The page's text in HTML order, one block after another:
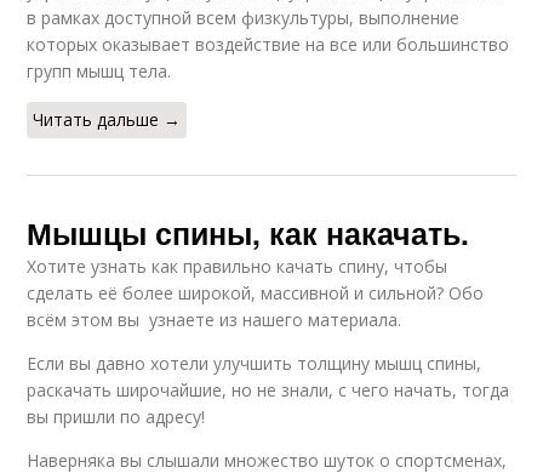
в рамках доступной всем физкультуры, выполнение
которых оказывает воздействие на все или большинство
групп мышц тела.
Читать дальше →
Мышцы спины, как накачать.
Хотите узнать как правильно качать спину, чтобы
сделать её более широкой, массивной и сильной? Обо
всём этом вы узнаете из нашего материала.
Если вы давно хотели улучшить толщину мышц спины,
раскачать широчайшие, но не знали, с чего начать, тогда
вы пришли по адресу!
Наверняка вы слышали множество шуток о спортсменах,